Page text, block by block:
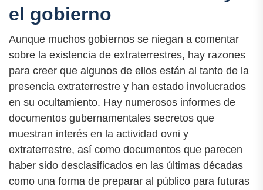
el gobierno
Aunque muchos gobiernos se niegan a comentar
sobre la existencia de extraterrestres, hay razones
para creer que algunos de ellos están al tanto de la
presencia extraterrestre y han estado involucrados
en su ocultamiento. Hay numerosos informes de
documentos gubernamentales secretos que
muestran interés en la actividad ovni y
extraterrestre, así como documentos que parecen
haber sido desclasificados en las últimas décadas
como una forma de preparar al público para futuras